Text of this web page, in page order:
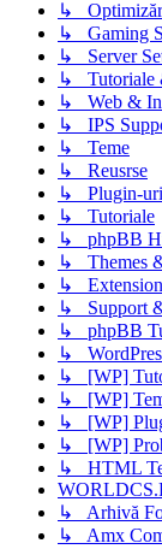
↳
↳ Gaming
↳ Server
↳ Tutoriale
↳ Web &
↳ IPS
↳ Teme
↳ Reusrse
↳ Plugin-
↳ Tutoriale
↳ phpBB
↳ Themes
↳
↳ Support
↳ phpBB
↳
↳ [WP]
↳ [WP]
↳ [WP]
↳ [WP]
↳ HTML
↳ Arhivă
↳ Amx